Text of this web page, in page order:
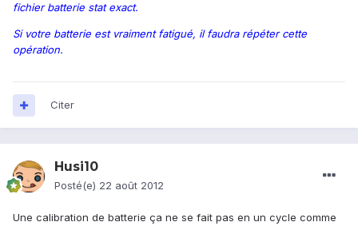
fichier batterie stat exact.
Si votre batterie est vraiment fatigué, il faudra répéter cette
opération.
Citer
Husi10
Posté(e) 22 août 2012
Une calibration de batterie ça ne se fait pas en un cycle comme